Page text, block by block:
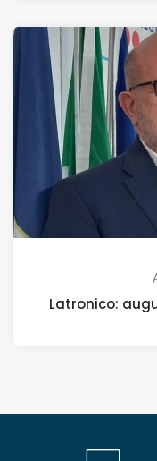
Latronico: